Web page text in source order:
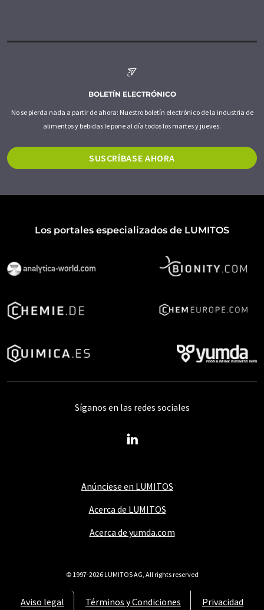
BOLETÍN ELECTRÓNICO
No se pierda nada a partir de ahora: Nuestro boletín electrónico de la industria de
alimentos y bebidas le pone al día todos los martes y jueves.
SUSCRÍBASE AHORA
Los portales especializados de LUMITOS
Anúnciese en LUMITOS
Acerca de LUMITOS
Acerca de yumda.com
Aviso legal Términos y Condiciones Privacidad
Síganos en las redes sociales
© 1997-2026 LUMITOS AG, All rights reserved